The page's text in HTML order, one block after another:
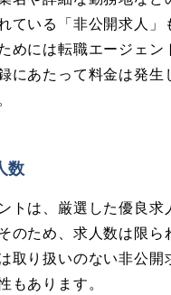
ている「非公開求人」
めには転職エージェン
にあたって料金は発生
数
トは、厳選した優良求
のため、求人数は限ら
取り扱いのない非公開
もあります。